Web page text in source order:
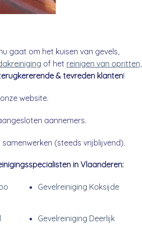
gaat om het kuisen van gevels,
of het reinigen van opritten,
& tevreden klanten!
website.
aannemers.
(steeds vrijblijvend).
in Vlaanderen:
Gevelreiniging Koksijde
Gevelreiniging Deerlijk